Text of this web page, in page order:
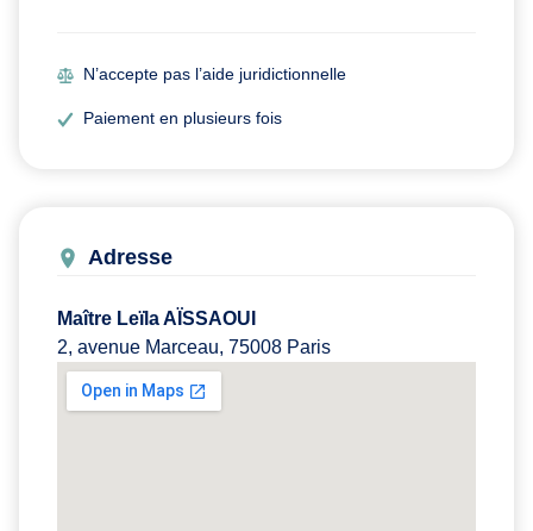
N’accepte pas l’aide juridictionnelle
Paiement en plusieurs fois
Adresse
Maître Leïla AÏSSAOUI
2, avenue Marceau, 75008 Paris